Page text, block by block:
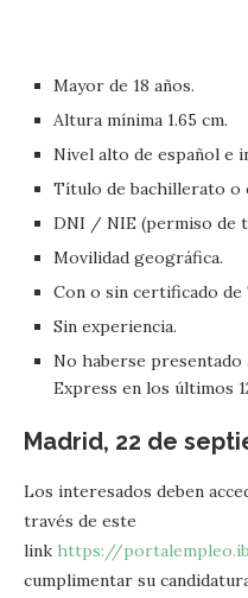
Mayor de 18 años.
Altura mínima 1.65 cm.
Nivel alto de español e
Título de bachillerato o
DNI / NIE (permiso de
Movilidad geográfica.
Con o sin certificado de
Sin experiencia.
No haberse presentado
Express en los últimos
Madrid, 22 de
Los interesados deben
través de este
link https://
cumplimentar su